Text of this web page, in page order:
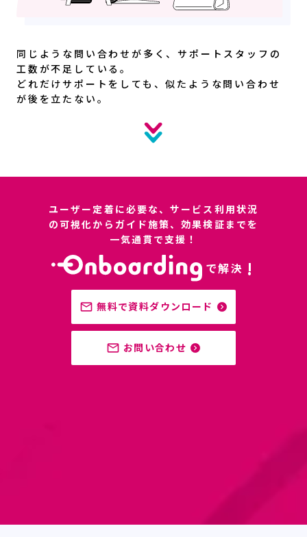
同じような問い合わせが多く、サポートスタッフの
工数が不足している。
どれだけサポートをしても、似たような問い合わせ
が後を立たない。
ユーザー定着に必要な、サービス利用状況
の可視化からガイド施策、効果検証までを
一気通貫で支援！
で解決 !
mail_outline 無料で資料ダウンロード navigate_next
mail_outline お問い合わせ navigate_next